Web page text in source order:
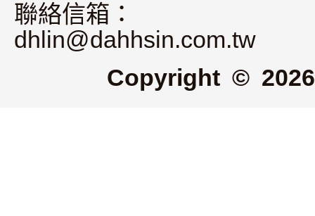
聯絡信箱：
dhlin@dahhsin.com.tw
Copyright ©